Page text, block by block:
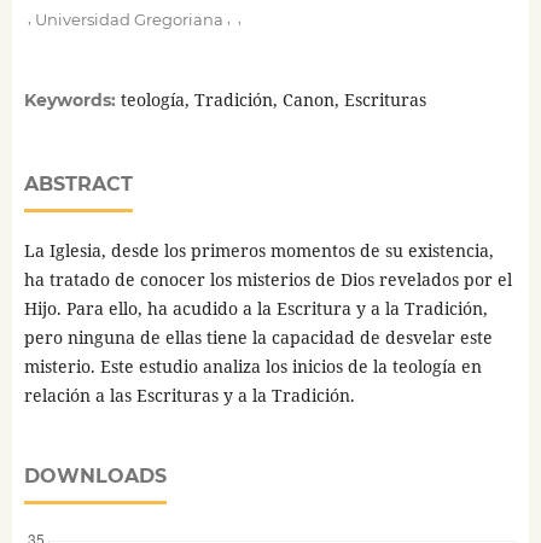
Universidad Gregoriana
Keywords: teología, Tradición, Canon, Escrituras
ABSTRACT
La Iglesia, desde los primeros momentos de su existencia,
ha tratado de conocer los misterios de Dios revelados por el
Hijo. Para ello, ha acudido a la Escritura y a la Tradición,
pero ninguna de ellas tiene la capacidad de desvelar este
misterio. Este estudio analiza los inicios de la teología en
relación a las Escrituras y a la Tradición.
DOWNLOADS